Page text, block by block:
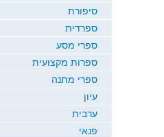
סיפורת
ספרדית
ספרי מסע
ספרות מקצועית
ספרי מתנה
עיון
ערבית
פנאי